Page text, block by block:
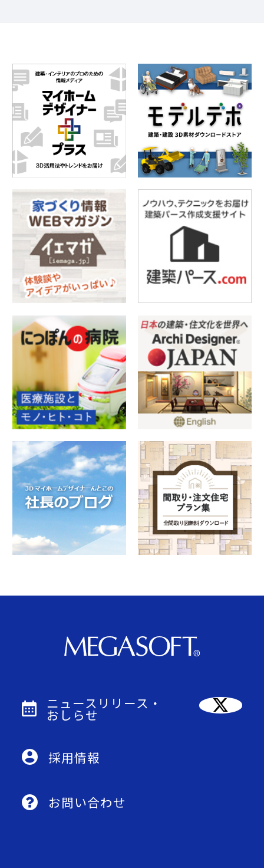
ニュースリリース・
おしらせ
採用情報
お問い合わせ